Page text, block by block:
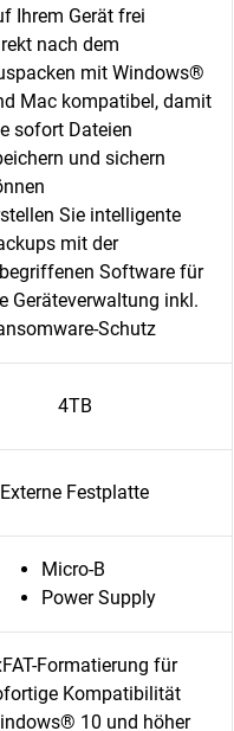
Ihrem Gerät frei
nach dem
mit Windows®
Mac kompatibel, damit
sofort Dateien
und sichern
Sie intelligente
mit der
Software für
Geräteverwaltung inkl.
Schutz
4TB
Externe Festplatte
Micro-B
Power Supply
Formatierung für
Kompatibilität
10 und höher